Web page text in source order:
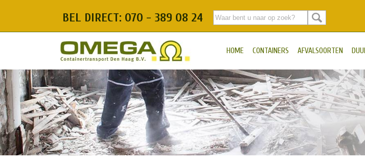
BEL DIRECT: 070 - 389 08 24
HOME CONTAINERS AFVALSOORTEN